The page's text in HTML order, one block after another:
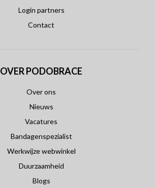
Login partners
Contact
OVER PODOBRACE
Over ons
Nieuws
Vacatures
Bandagenspezialist
Werkwijze webwinkel
Duurzaamheid
Blogs